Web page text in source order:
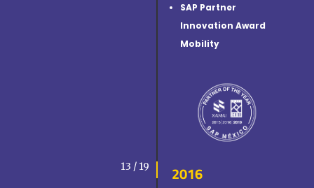
SAP Partner
Innovation Award
Mobility
2016
13 / 19